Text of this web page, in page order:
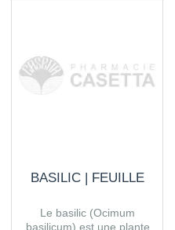
BASILIC | FEUILLE
Le basilic (Ocimum
basilicum) est une plante